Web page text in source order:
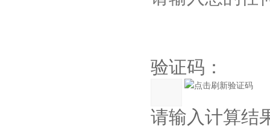
验证码：
请输入计算结果